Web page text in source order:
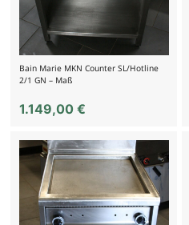
Bain Marie MKN Counter SL/Hotline
2/1 GN – Maß
1.149,00 €